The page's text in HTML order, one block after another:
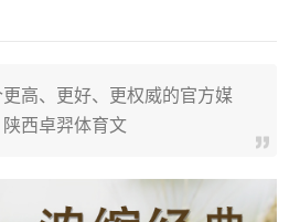
高、更好、更权威的官方媒
西卓羿体育文